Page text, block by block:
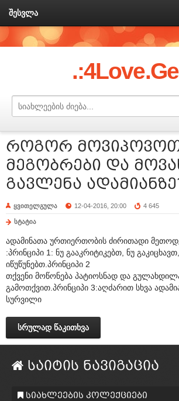
შესვლა
როგორ
მეგობრები და
გავლენა
ყვითელგულა 12-04-2016, 20:00 4 645
სტატია
ადამინათა ურთიერთობის ძირითადი
:პრინციპი 1: ნუ გააკრიტიკებთ, ნუ
იწუწუნებთ.პრინციპი 2
თქვენი მოწონება პატიოსნად და
გამოთქვით.პრინციპი 3:აღძარით სხვა
სურვილი
სრულად წაკითხვა
საიტის ნავიგაცია
სიახლეების კოლექციები